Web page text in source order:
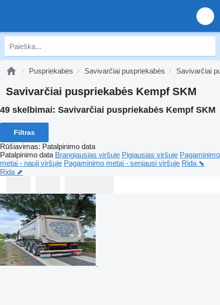
Puspriekabės Savivarčiai puspriekabės Savivarčiai
Savivarčiai puspriekabės Kempf SKM
49 skelbimai: Savivarčiai puspriekabės Kempf SKM
Filtras
Rūšiavimas: Patalpinimo data
Patalpinimo data Brangiausias viršuje Pigiausias viršuje Pagaminimo
metai - nauji viršuje Pagaminimo metai - seniausi viršuje Rida ⬊
Rida ⬈